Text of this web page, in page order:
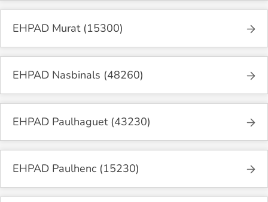
EHPAD Murat (15300)
EHPAD Nasbinals (48260)
EHPAD Paulhaguet (43230)
EHPAD Paulhenc (15230)